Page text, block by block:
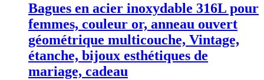
Bagues en acier inoxydable 316L pour
femmes, couleur or, anneau ouvert
géométrique multicouche, Vintage,
étanche, bijoux esthétiques de
mariage, cadeau